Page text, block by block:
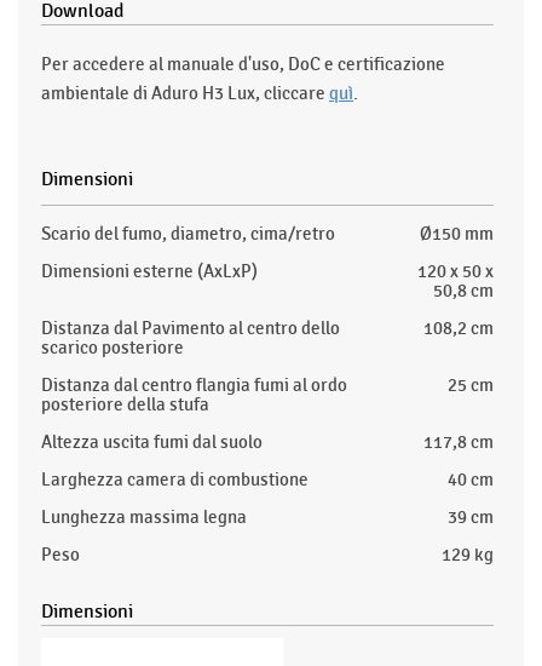
Download
Per accedere al manuale d'uso, DoC e certificazione
ambientale di Aduro H3 Lux, cliccare quì.
Dimensioni
Scario del fumo, diametro, cima/retro
Ø150 mm
Dimensioni esterne (AxLxP)
120 x 50 x
50,8 cm
Distanza dal Pavimento al centro dello
scarico posteriore
108,2 cm
Distanza dal centro flangia fumi al ordo
posteriore della stufa
25 cm
Altezza uscita fumi dal suolo
117,8 cm
Larghezza camera di combustione
40 cm
Lunghezza massima legna
39 cm
Peso
129 kg
Dimensioni